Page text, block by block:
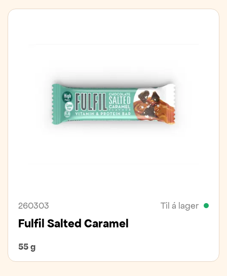
260303 Til á lager
Fulfil Salted Caramel
55 g